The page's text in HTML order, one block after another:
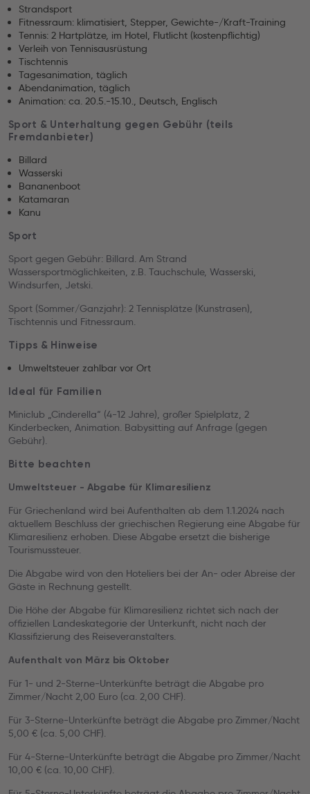
Strandsport
Fitnessraum: klimatisiert, Stepper, Gewichte-/Kraft-Training
Tennis: 2 Hartplätze, im Hotel, Flutlicht (kostenpflichtig)
Verleih von Tennisausrüstung
Tischtennis
Tagesanimation, täglich
Abendanimation, täglich
Animation: ca. 20.5.-15.10., Deutsch, Englisch
Sport & Unterhaltung gegen Gebühr (teils
Fremdanbieter)
Billard
Wasserski
Bananenboot
Katamaran
Kanu
Sport
Sport gegen Gebühr: Billard. Am Strand
Wassersportmöglichkeiten, z.B. Tauchschule, Wasserski,
Windsurfen, Jetski.
Sport (Sommer/Ganzjahr): 2 Tennisplätze (Kunstrasen),
Tischtennis und Fitnessraum.
Tipps & Hinweise
Umweltsteuer zahlbar vor Ort
Ideal für Familien
Miniclub „Cinderella“ (4-12 Jahre), großer Spielplatz, 2
Kinderbecken, Animation. Babysitting auf Anfrage (gegen
Gebühr).
Bitte beachten
Umweltsteuer - Abgabe für Klimaresilienz
Für Griechenland wird bei Aufenthalten ab dem 1.1.2024 nach
aktuellem Beschluss der griechischen Regierung eine Abgabe für
Klimaresilienz erhoben. Diese Abgabe ersetzt die bisherige
Tourismussteuer.
Die Abgabe wird von den Hoteliers bei der An- oder Abreise der
Gäste in Rechnung gestellt.
Die Höhe der Abgabe für Klimaresilienz richtet sich nach der
offiziellen Landeskategorie der Unterkunft, nicht nach der
Klassifizierung des Reiseveranstalters.
Aufenthalt von März bis Oktober
Für 1- und 2-Sterne-Unterkünfte beträgt die Abgabe pro
Zimmer/Nacht 2,00 Euro (ca. 2,00 CHF).
Für 3-Sterne-Unterkünfte beträgt die Abgabe pro Zimmer/Nacht
5,00 € (ca. 5,00 CHF).
Für 4-Sterne-Unterkünfte beträgt die Abgabe pro Zimmer/Nacht
10,00 € (ca. 10,00 CHF).